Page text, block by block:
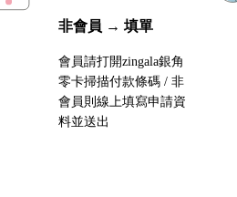
非會員 → 填單
會員請打開zingala銀角
零卡掃描付款條碼 / 非
會員則線上填寫申請資
料並送出